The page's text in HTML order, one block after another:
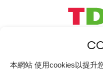
本網站 使用cookies以提升
使用者
310新竹縣竹東鎮中興